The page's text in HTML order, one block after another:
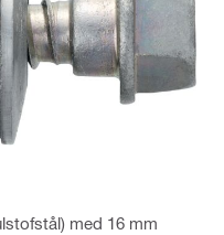
med 16 mm